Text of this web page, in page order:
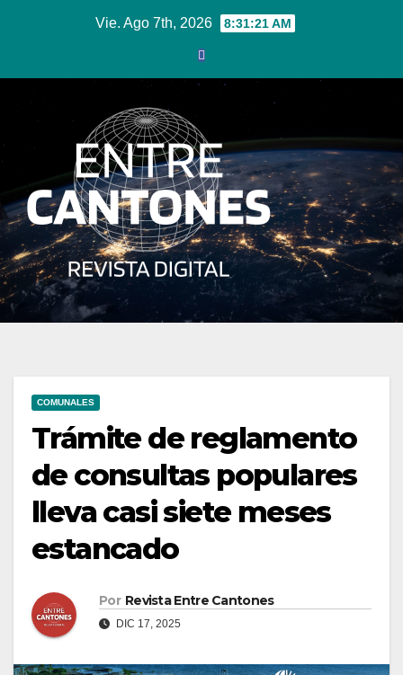
Vie. Ago 7th, 2026 8:31:21 AM
COMUNALES
Trámite de reglamento
de consultas populares
lleva casi siete meses
estancado
Por Revista Entre Cantones
DIC 17, 2025